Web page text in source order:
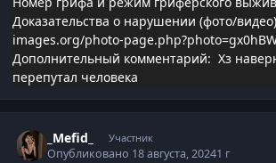
Доказательства о нарушении (фото/
images.org/photo-
Дополнительный комментарий: Хз
перепутал человека
_Mefid_ Участник
Опубликовано 18 августа, 20241 г